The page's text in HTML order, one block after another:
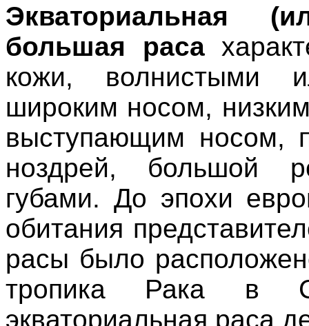
Экваториальная
большая раса
кожи, волнистыми
широким носом,
выступающим носом,
ноздрей, большой
губами. До эпохи
обитания
расы было
тропика Рака в
экваториальная раса